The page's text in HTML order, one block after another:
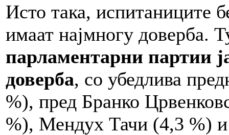
Исто така, испитаниците
имаат најмногу доверба.
парламентарни партии
доверба, со убедлива
%), пред Бранко
%), Мендух Тачи (4,3 %)